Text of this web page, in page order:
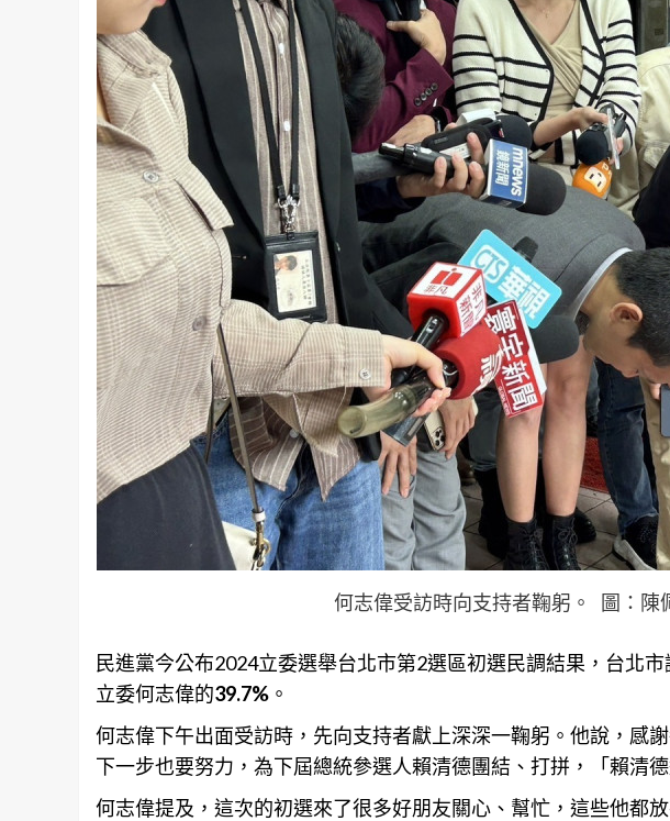
何志偉受訪時向支持者鞠躬。 圖：陳
民進黨今公布2024立委選舉台北市第2選區初選民調結果，台北市
立委何志偉的39.7% 。
何志偉下午出面受訪時，先向支持者獻上深深一鞠躬。他說，感
下一步也要努力，為下屆總統參選人賴清德團結、打拼，「賴清
何志偉提及，這次的初選來了很多好朋友關心 、幫忙，這些他都